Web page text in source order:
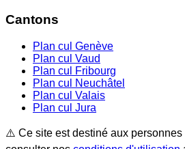
Cantons
Plan cul Genève
Plan cul Vaud
Plan cul
Fribourg
Plan cul
Neuchâtel
Plan cul Valais
Plan cul Jura
⚠️ Ce site est destiné aux personnes